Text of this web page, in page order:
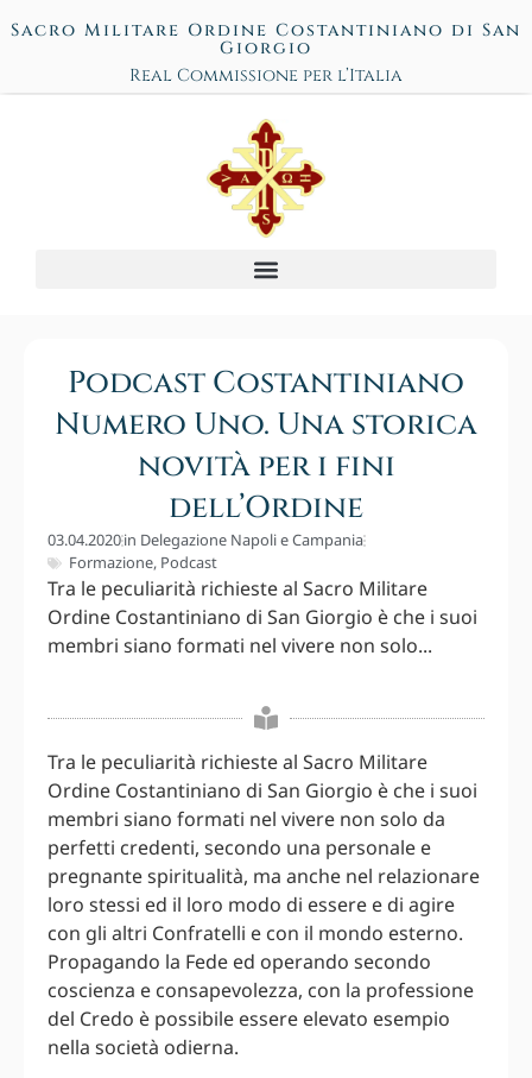
Sacro Militare Ordine Costantiniano di San
Giorgio
Real Commissione per l’Italia
Podcast Costantiniano
Numero Uno. Una storica
novità per i fini
dell’Ordine
03.04.2020in Delegazione Napoli e Campania
Formazione, Podcast
Tra le peculiarità richieste al Sacro Militare
Ordine Costantiniano di San Giorgio è che i suoi
membri siano formati nel vivere non solo...
Tra le peculiarità richieste al Sacro Militare
Ordine Costantiniano di San Giorgio è che i suoi
membri siano formati nel vivere non solo da
perfetti credenti, secondo una personale e
pregnante spiritualità, ma anche nel relazionare
loro stessi ed il loro modo di essere e di agire
con gli altri Confratelli e con il mondo esterno.
Propagando la Fede ed operando secondo
coscienza e consapevolezza, con la professione
del Credo è possibile essere elevato esempio
nella società odierna.